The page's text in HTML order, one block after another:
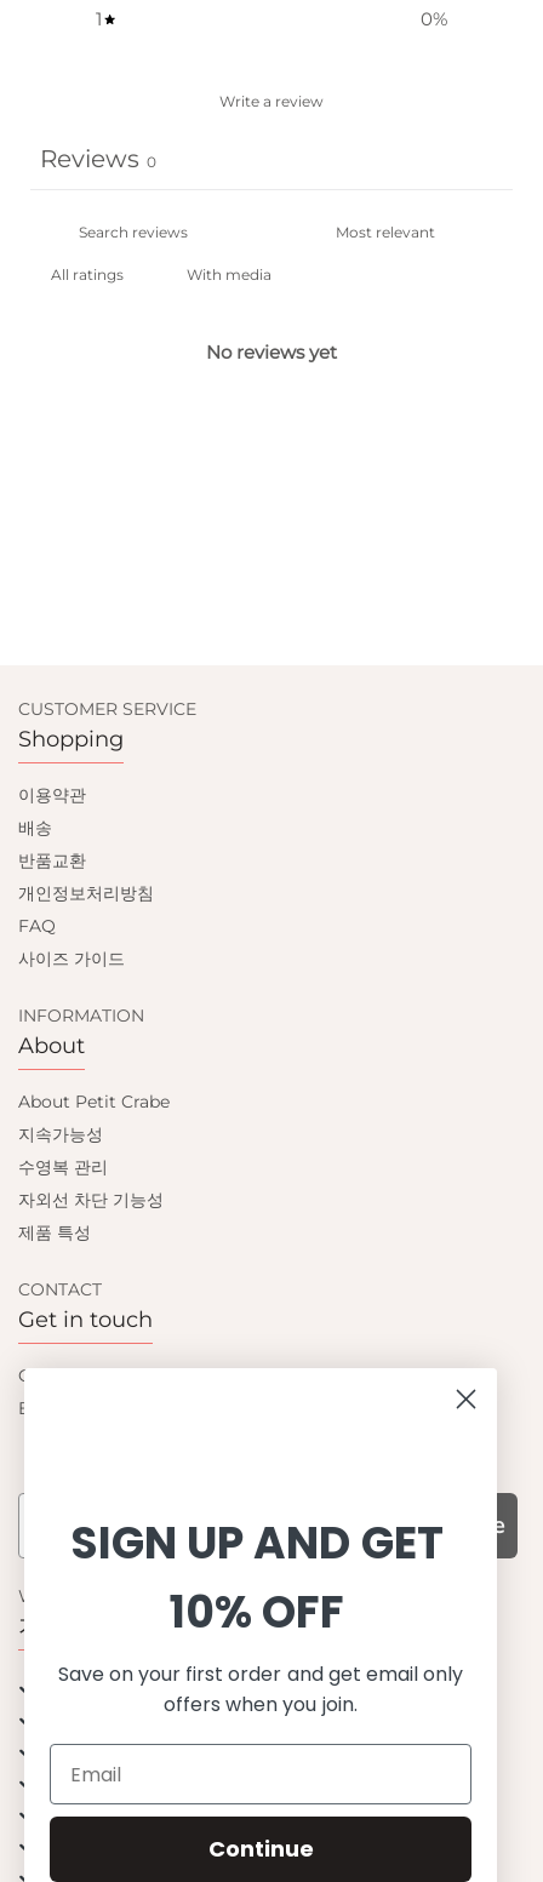
1
0%
Write a review
Reviews 0
With media
No reviews yet
CUSTOMER SERVICE
Shopping
이용약관
배송
반품교환
개인정보처리방침
FAQ
사이즈 가이드
INFORMATION
About
About Petit Crabe
지속가능성
수영복 관리
자외선 차단 기능성
제품 특성
CONTACT
Get in touch
Contact us
Become a retailer
Subscribe
WHY CHOOSE US?
기능성과 품질, 그리고 디자인
UPF 50+ 최고 수준 UV 차단 성능
이탈리아산 최고급 원단과 소재 사용
환경을 생각하는 지속가능한 제품
유럽에서 생산된, 스칸디나비안 디자인
스타일리시함과 정교함
무한한 조합으로 믹스&매치
SIGN UP AND GET
10% OFF
Save on your first order and get email only
offers when you join.
Continue